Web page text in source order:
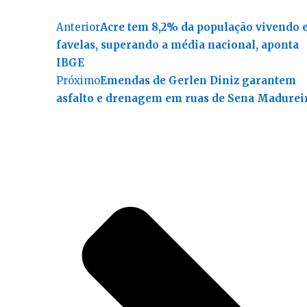
AnteriorAcre tem 8,2% da população vivendo
favelas, superando a média nacional, aponta
IBGE
PróximoEmendas de Gerlen Diniz garantem
asfalto e drenagem em ruas de Sena